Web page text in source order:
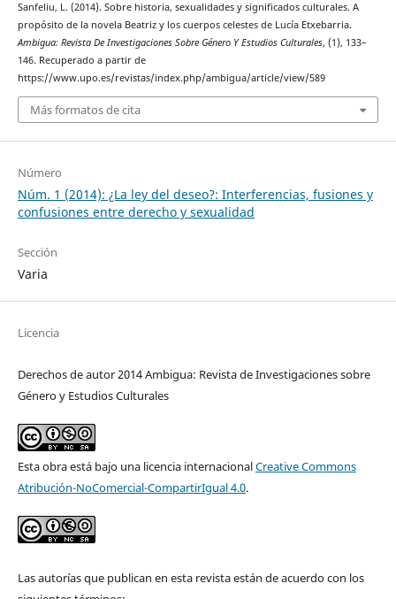
Sanfeliu, L. (2014). Sobre historia, sexualidades y significados culturales. A
propósito de la novela Beatriz y los cuerpos celestes de Lucía Etxebarria.
Ambigua: Revista De Investigaciones Sobre Género Y Estudios Culturales, (1), 133–
146. Recuperado a partir de
https://www.upo.es/revistas/index.php/ambigua/article/view/589
Más formatos de cita
Número
Núm. 1 (2014): ¿La ley del deseo?: Interferencias, fusiones y
confusiones entre derecho y sexualidad
Sección
Varia
Licencia
Derechos de autor 2014 Ambigua: Revista de Investigaciones sobre
Género y Estudios Culturales
Esta obra está bajo una licencia internacionalCreative Commons
Atribución-NoComercial-CompartirIgual 4.0.
Las autorías que publican en esta revista están de acuerdo con los